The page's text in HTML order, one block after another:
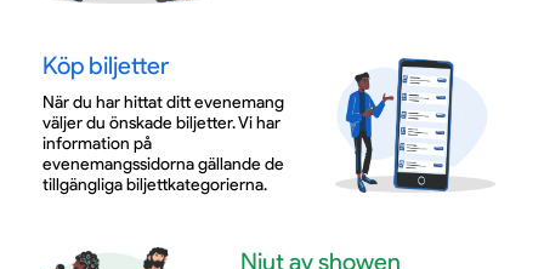
Köp biljetter
När du har hittat ditt evenemang
väljer du önskade biljetter. Vi har
information på
evenemangssidorna gällande de
tillgängliga biljettkategorierna.
Njut av showen